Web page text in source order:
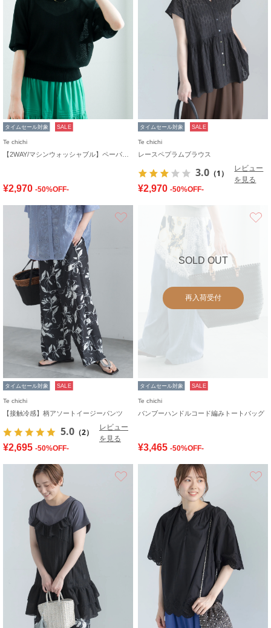
タイムセール対象 SALE
Te chichi
¥2,970 -50%OFF-
タイムセール対象 SALE
Te chichi
レースペプラムブラウス
3.0 （1）
レビュー
を見る
¥2,970 -50%OFF-
タイムセール対象 SALE
Te chichi
【接触冷感】柄アソートイージーパンツ
5.0 （2）
レビュー
を見る
¥2,695 -50%OFF-
SOLD OUT
再入荷受付
タイムセール対象 SALE
Te chichi
バンブーハンドルコード編みトートバッグ
¥3,465 -50%OFF-